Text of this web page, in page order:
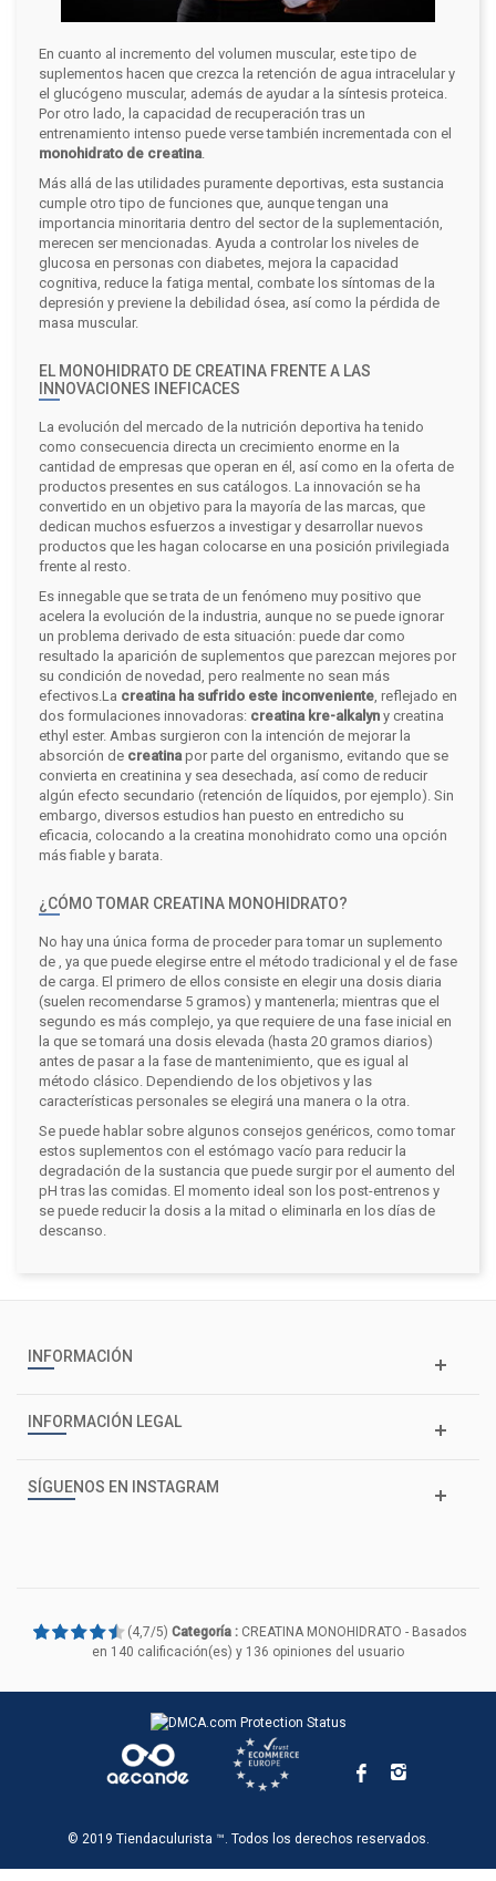
En cuanto al incremento del volumen muscular, este tipo de
suplementos hacen que crezca la retención de agua intracelular y
el glucógeno muscular, además de ayudar a la síntesis proteica.
Por otro lado, la capacidad de recuperación tras un
entrenamiento intenso puede verse también incrementada con el
monohidrato de creatina.
Más allá de las utilidades puramente deportivas, esta sustancia
cumple otro tipo de funciones que, aunque tengan una
importancia minoritaria dentro del sector de la suplementación,
merecen ser mencionadas. Ayuda a controlar los niveles de
glucosa en personas con diabetes, mejora la capacidad
cognitiva, reduce la fatiga mental, combate los síntomas de la
depresión y previene la debilidad ósea, así como la pérdida de
masa muscular.
EL MONOHIDRATO DE CREATINA FRENTE A LAS
INNOVACIONES INEFICACES
La evolución del mercado de la nutrición deportiva ha tenido
como consecuencia directa un crecimiento enorme en la
cantidad de empresas que operan en él, así como en la oferta de
productos presentes en sus catálogos. La innovación se ha
convertido en un objetivo para la mayoría de las marcas, que
dedican muchos esfuerzos a investigar y desarrollar nuevos
productos que les hagan colocarse en una posición privilegiada
frente al resto.
Es innegable que se trata de un fenómeno muy positivo que
acelera la evolución de la industria, aunque no se puede ignorar
un problema derivado de esta situación: puede dar como
resultado la aparición de suplementos que parezcan mejores por
su condición de novedad, pero realmente no sean más
efectivos.La creatina ha sufrido este inconveniente, reflejado en
dos formulaciones innovadoras: creatina kre-alkalyn y creatina
ethyl ester. Ambas surgieron con la intención de mejorar la
absorción de creatinapor parte del organismo, evitando que se
convierta en creatinina y sea desechada, así como de reducir
algún efecto secundario (retención de líquidos, por ejemplo). Sin
embargo, diversos estudios han puesto en entredicho su
eficacia, colocando a la creatina monohidrato como una opción
más fiable y barata.
¿CÓMO TOMAR CREATINA MONOHIDRATO?
No hay una única forma de proceder para tomar un suplemento
de , ya que puede elegirse entre el método tradicional y el de fase
de carga. El primero de ellos consiste en elegir una dosis diaria
(suelen recomendarse 5 gramos) y mantenerla; mientras que el
segundo es más complejo, ya que requiere de una fase inicial en
la que se tomará una dosis elevada (hasta 20 gramos diarios)
antes de pasar a la fase de mantenimiento, que es igual al
método clásico. Dependiendo de los objetivos y las
características personales se elegirá una manera o la otra.
Se puede hablar sobre algunos consejos genéricos, como tomar
estos suplementos con el estómago vacío para reducir la
degradación de la sustancia que puede surgir por el aumento del
pH tras las comidas. El momento ideal son los post-entrenos y
se puede reducir la dosis a la mitad o eliminarla en los días de
descanso.
INFORMACIÓN
INFORMACIÓN LEGAL
SÍGUENOS EN INSTAGRAM
(4,7/5) Categoría : CREATINA MONOHIDRATO - Basados
en 140 calificación(es) y 136 opiniones del usuario
© 2019 Tiendaculurista ™. Todos los derechos reservados.